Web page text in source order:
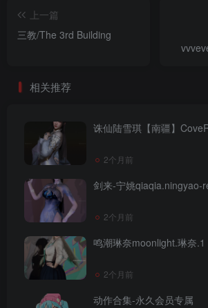
上一篇
三教/The 3rd Building
相关推荐
诛仙陆雪琪【南疆】
2个月前
剑来-宁姚qiaqia.ningyao-
2个月前
鸣潮琳奈moonlight.琳奈.1
2个月前
动作合集-永久会员专属